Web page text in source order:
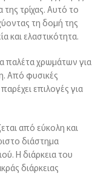
τρίχας. Αυτό το
τη δομή της
και ελαστικότητα.
παλέτα χρωμάτων για
Από φυσικές
επιλογές για
από εύκολη και
διάστημα
Η διάρκεια του
διάρκειας